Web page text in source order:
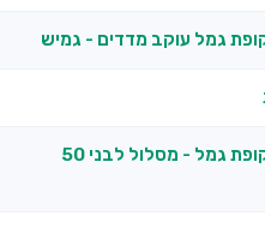
גמל עוקב מדדים - גמיש
אנליסט מסלולית קופת גמל - מסלול לבני 50